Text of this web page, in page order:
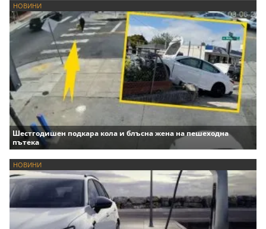
НОВИНИ
Шестгодишен подкара кола и блъсна жена на пешеходна
пътека
НОВИНИ